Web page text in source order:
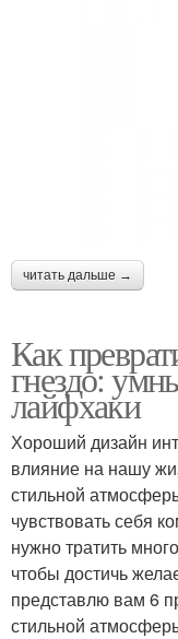
читать дальше →
Как
гнездо:
лайфхаки
Хороший дизайн
влияние на нашу
стильной
чувствовать себя
нужно тратить
чтобы достичь
представлю вам 6
стильной